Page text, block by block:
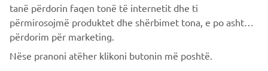
tanë përdorin faqen tonë të internetit dhe ti
përmirosojmë produktet dhe shërbimet tona, e po ashtu ti
përdorim për marketing.
Nëse pranoni atëher klikoni butonin më poshtë.